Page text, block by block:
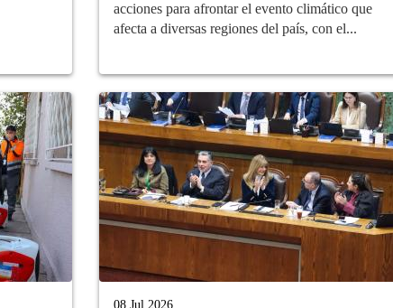
acciones para afrontar el evento climático que
afecta a diversas regiones del país, con el...
08 Jul 2026